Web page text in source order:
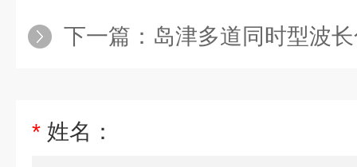
下一篇： 岛津多道同时型波长色散X射
* 姓名：